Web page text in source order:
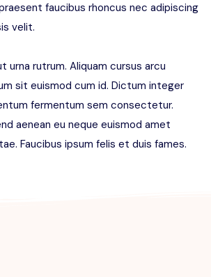
faucibus rhoncus nec adipiscing
velit.
urna rutrum. Aliquam cursus arcu
sit euismod cum id. Dictum integer
fermentum sem consectetur.
aenean eu neque euismod amet
Faucibus ipsum felis et duis fames.